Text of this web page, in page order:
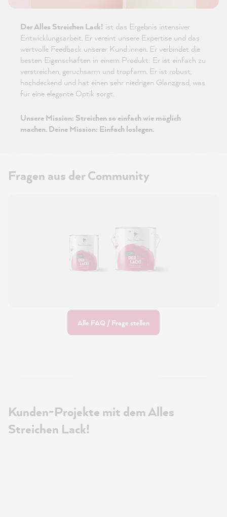
Der Alles Streichen Lack! ist das Ergebnis intensiver
Entwicklungsarbeit. Er vereint unsere Expertise und das
wertvolle Feedback unserer Kund:innen. Er verbindet die
besten Eigenschaften in einem Produkt: Er ist einfach zu
verstreichen, geruchsarm und tropfarm. Er ist robust,
hochdeckend und hat einen sehr niedrigen Glanzgrad, was
für eine elegante Optik sorgt.
Unsere Mission: Streichen so einfach wie möglich
machen. Deine Mission: Einfach loslegen.
Fragen aus der Community
Alle FAQ / Frage stellen
Kunden-Projekte mit dem Alles
Streichen Lack!